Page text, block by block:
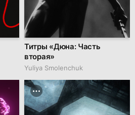
Титры «Дюна: Часть
вторая»
Yuliya Smolenchuk